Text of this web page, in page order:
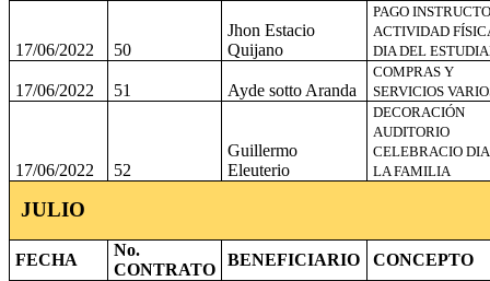
17/06/2022 50
Jhon Estacio
Quijano
PAGO
ACTIVIDAD
DIA DEL
17/06/2022 51 Ayde sotto Aranda
COMPRAS Y
SERVICIOS
17/06/2022 52
Guillermo
Eleuterio
DECORACIÓN
AUDITORIO
CELEBRACIO
LA FAMILIA
JULIO
FECHA
No.
CONTRATO
BENEFICIARIO CONCEPTO